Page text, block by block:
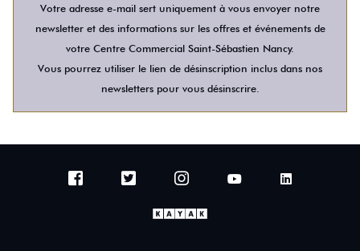
Votre adresse e-mail sert uniquement à vous envoyer notre
newsletter et des informations sur les offres et événements de
votre Centre Commercial Saint-Sébastien Nancy.
Vous pourrez utiliser le lien de désinscription inclus dans nos
newsletters pour vous désinscrire.